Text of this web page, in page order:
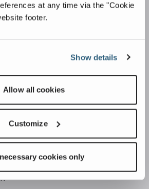
at any time via the "Cookie
footer.
Show details
Allow all cookies
Customize
cookies only
sur chenilles
en vrac